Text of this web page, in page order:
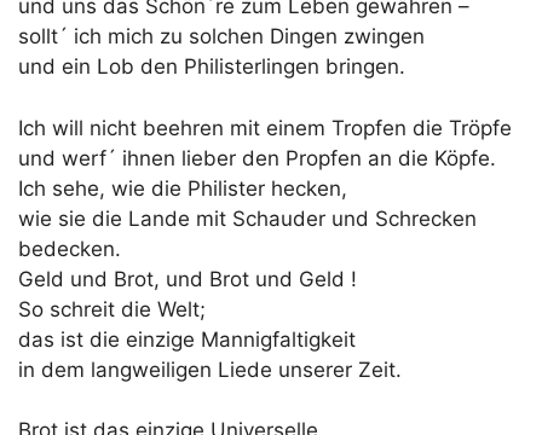
und uns das Schön´re zum Leben gewähren –
sollt´ ich mich zu solchen Dingen zwingen
und ein Lob den Philisterlingen bringen.
Ich will nicht beehren mit einem Tropfen die Tröpfe
und werf´ ihnen lieber den Propfen an die Köpfe.
Ich sehe, wie die Philister hecken,
wie sie die Lande mit Schauder und Schrecken
bedecken.
Geld und Brot, und Brot und Geld !
So schreit die Welt;
das ist die einzige Mannigfaltigkeit
in dem langweiligen Liede unserer Zeit.
Brot ist das einzige Universelle